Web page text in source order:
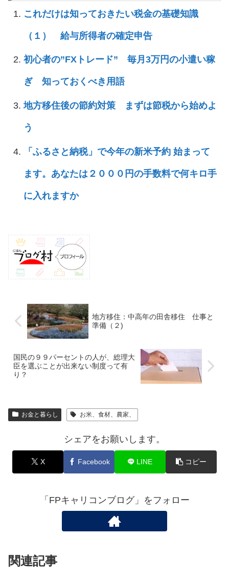
これだけは知っておきたい税金の基礎知識
（１） 給与所得者の確定申告
初心者の”FXトレード” 毎月3万円の小遣い稼
ぎ 知っておくべき用語
地方移住後の節約対策 まずは節税から始めよ
う
「ふるさと納税」で今年の新米予約 始まって
ます。あなたは２０００円の手数料で何キロ手
に入れますか
地方移住：中高年の田舎移住 仕事と
準備（２)
国民の９９パーセントの人が、総理大
臣を選ぶことが出来ない制度って有
り？
お金と暮らし お米、食材、農家、
シェアをお願いします。
X Facebook LINE コピー
「FPキャリコンブログ」をフォロー
関連記事